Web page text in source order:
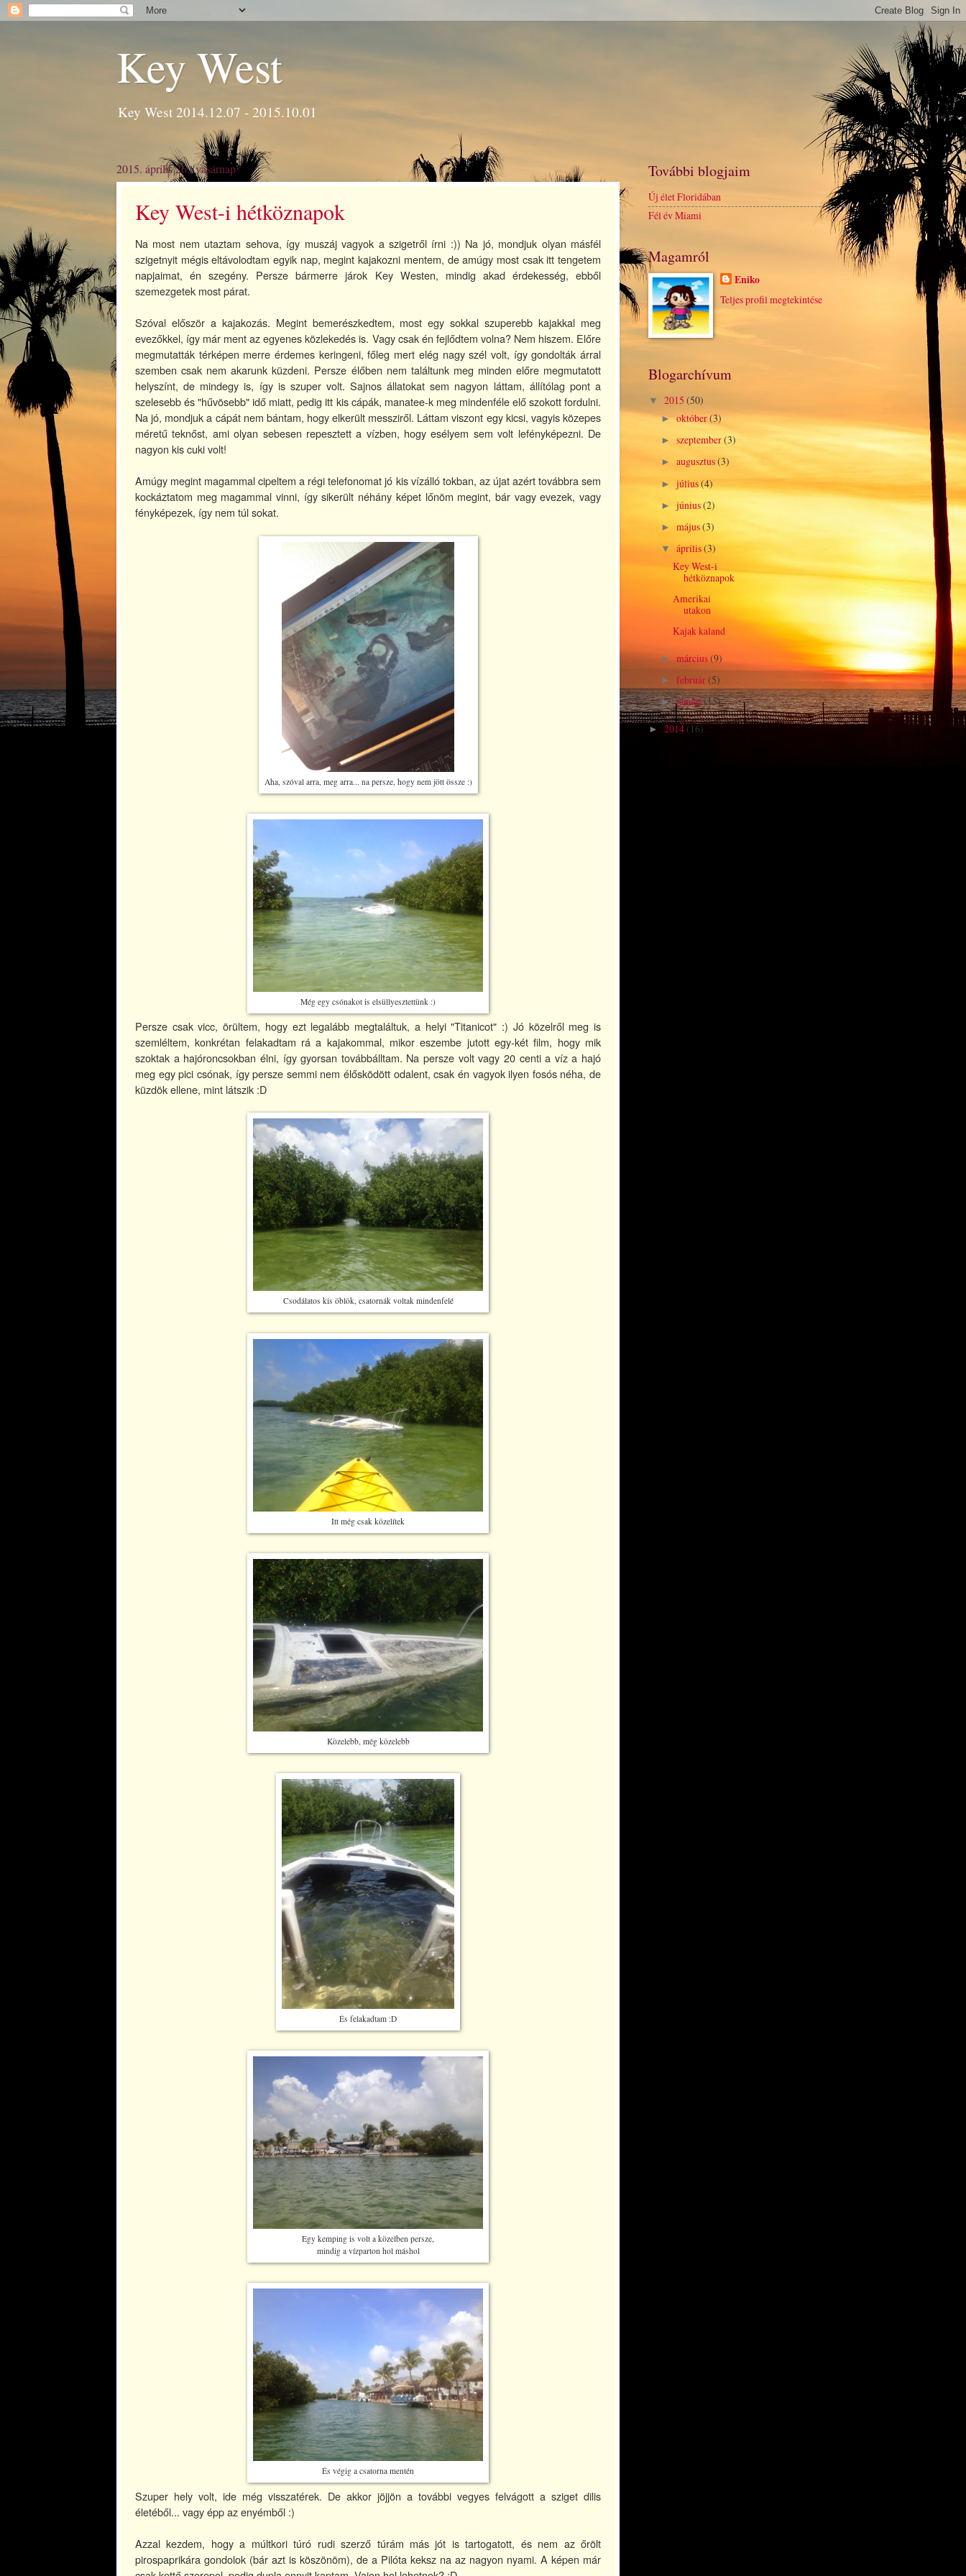
Key West
Key West 2014.12.07 - 2015.10.01
2015. április 26., vasárnap
Key West-i hétköznapok
Na most nem utaztam sehova, így muszáj vagyok a szigetről írni :)) Na jó, mondjuk olyan másfél
szigetnyit mégis eltávolodtam egyik nap, megint kajakozni mentem, de amúgy most csak itt tengetem
napjaimat, én szegény. Persze bármerre járok Key Westen, mindig akad érdekesség, ebből
szemezgetek most párat.
Szóval először a kajakozás. Megint bemerészkedtem, most egy sokkal szuperebb kajakkal meg
evezőkkel, így már ment az egyenes közlekedés is. Vagy csak én fejlődtem volna? Nem hiszem. Előre
megmutatták térképen merre érdemes keringeni, főleg mert elég nagy szél volt, így gondolták árral
szemben csak nem akarunk küzdeni. Persze élőben nem találtunk meg minden előre megmutatott
helyszínt, de mindegy is, így is szuper volt. Sajnos állatokat sem nagyon láttam, állítólag pont a
szelesebb és "hűvösebb" idő miatt, pedig itt kis cápák, manatee-k meg mindenféle elő szokott fordulni.
Na jó, mondjuk a cápát nem bántam, hogy elkerült messziről. Láttam viszont egy kicsi, vagyis közepes
méretű teknőst, ami olyan sebesen repesztett a vízben, hogy esélyem sem volt lefényképezni. De
nagyon kis cuki volt!
Amúgy megint magammal cipeltem a régi telefonomat jó kis vízálló tokban, az újat azért továbbra sem
kockáztatom meg magammal vinni, így sikerült néhány képet lőnöm megint, bár vagy evezek, vagy
fényképezek, így nem túl sokat.
Aha, szóval arra, meg arra... na persze, hogy nem jött össze :)
Még egy csónakot is elsüllyesztettünk :)
Persze csak vicc, örültem, hogy ezt legalább megtaláltuk, a helyi "Titanicot" :) Jó közelről meg is
szemléltem, konkrétan felakadtam rá a kajakommal, mikor eszembe jutott egy-két film, hogy mik
szoktak a hajóroncsokban élni, így gyorsan továbbálltam. Na persze volt vagy 20 centi a víz a hajó
meg egy pici csónak, így persze semmi nem élősködött odalent, csak én vagyok ilyen fosós néha, de
küzdök ellene, mint látszik :D
Csodálatos kis öblök, csatornák voltak mindenfelé
Itt még csak közelítek
Közelebb, még közelebb
És felakadtam :D
Egy kemping is volt a közelben persze,
mindig a vízparton hol máshol
És végig a csatorna mentén
Szuper hely volt, ide még visszatérek. De akkor jöjjön a további vegyes felvágott a sziget dilis
életéből... vagy épp az enyémből :)
Azzal kezdem, hogy a múltkori túró rudi szerző túrám más jót is tartogatott, és nem az őrölt
pirospaprikára gondolok (bár azt is köszönöm), de a Pilóta keksz na az nagyon nyami. A képen már
További blogjaim
Új élet Floridában
Fél év Miami
Magamról
Eniko
Teljes profil megtekintése
Blogarchívum
▼ 2015 (50)
►október(3)
► szeptember(3)
► augusztus(3)
► július(4)
► június(2)
► május(3)
▼ április(3)
Key West-i
hétköznapok
Amerikai
utakon
Kajak kaland
►március(9)
► február(5)
►január(15)
► 2014 (16)